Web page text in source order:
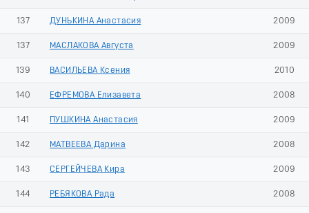
137 ДУНЬКИНА Анастасия 2009
137 МАСЛАКОВА Августа 2009
139 ВАСИЛЬЕВА Ксения 2010
140 ЕФРЕМОВА Елизавета 2008
141 ПУШКИНА Анастасия 2009
142 МАТВЕЕВА Дарина 2008
143 СЕРГЕЙЧЕВА Кира 2009
144 РЕБЯКОВА Рада 2008